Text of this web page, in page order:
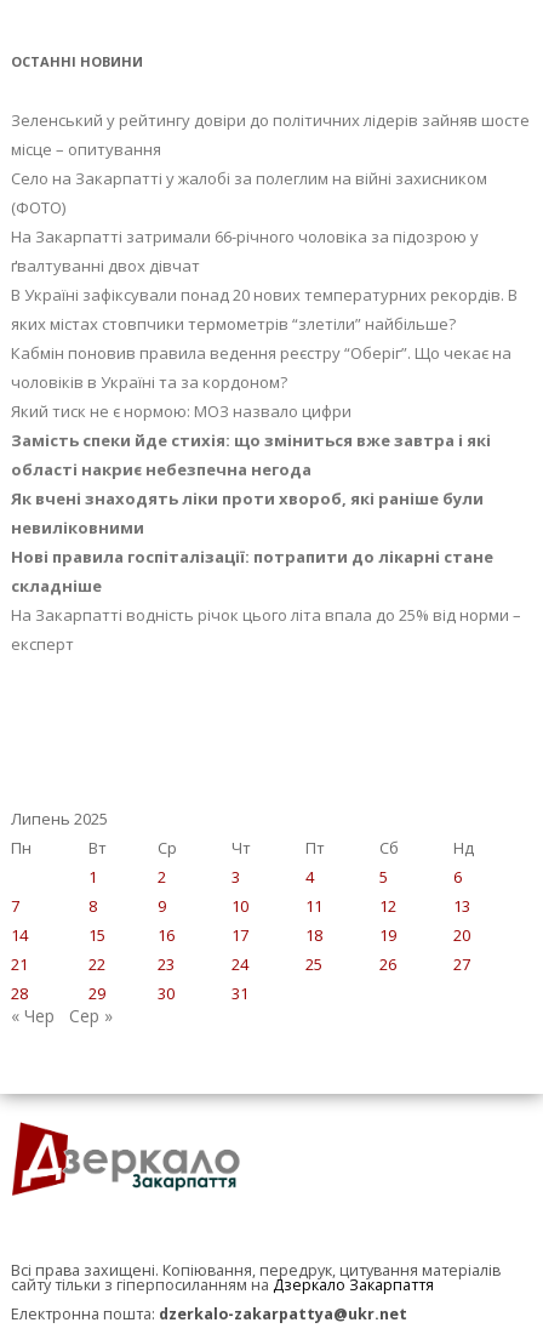
ОСТАННІ НОВИНИ
Зеленський у рейтингу довіри до політичних лідерів зайняв шосте
місце – опитування
Село на Закарпатті у жалобі за полеглим на війні захисником
(ФОТО)
На Закарпатті затримали 66-річного чоловіка за підозрою у
ґвалтуванні двох дівчат
В Україні зафіксували понад 20 нових температурних рекордів. В
яких містах стовпчики термометрів “злетіли” найбільше?
Кабмін поновив правила ведення реєстру “Оберіг”. Що чекає на
чоловіків в Україні та за кордоном?
Який тиск не є нормою: МОЗ назвало цифри
Замість спеки йде стихія: що зміниться вже завтра і які
області накриє небезпечна негода
Як вчені знаходять ліки проти хвороб, які раніше були
невиліковними
Нові правила госпіталізації: потрапити до лікарні стане
складніше
На Закарпатті водність річок цього літа впала до 25% від норми –
експерт
Липень 2025
Пн
Вт Ср Чт Пт Сб
Нд
1
2 3 4 5
6
7
8 9 10 11 12
13
14
15 16 17 18 19
20
21
22 23 24 25 26
27
28
29 30 31
« Чер Сер »
Всі права захищені. Копіювання, передрук, цитування матеріалів
сайту тільки з гіперпосиланням на Дзеркало Закарпаття
Електронна пошта: dzerkalo-zakarpattya@ukr.net